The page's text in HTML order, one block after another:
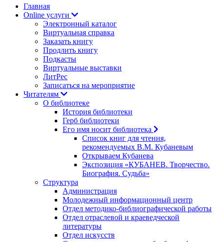
Главная
Online услуги
Электронный каталог
Виртуальная справка
Заказать книгу
Продлить книгу
Подкасты
Виртуальные выставки
ЛитРес
Записаться на мероприятие
Читателям
О библиотеке
История библиотеки
Герб библиотеки
Его имя носит библиотека
Список книг для чтения,
рекомендуемых В.М. Кубаневым
Открываем Кубанева
Экспозиция «КУБАНЕВ. Творчество.
Биография. Судьба»
Структура
Администрация
Молодежный информационный центр
Отдел методико-библиографической работы
Отдел отраслевой и краеведческой
литературы
Отдел искусств